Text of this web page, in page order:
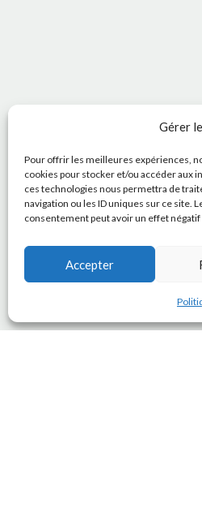
Gérer
Pour offrir les meilleures expériences,
cookies pour stocker et/ou accéder aux
ces technologies nous permettra de
navigation ou les ID uniques sur ce site.
consentement peut avoir un effet
Accepter